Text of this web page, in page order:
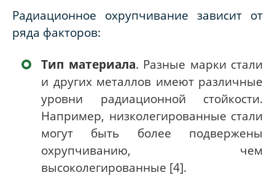
Радиационное охрупчивание зависит от
ряда факторов:
Тип материала. Разные марки стали
и других металлов имеют различные
уровни радиационной стойкости.
Например, низколегированные стали
могут быть более подвержены
охрупчиванию, чем
высоколегированные [4].